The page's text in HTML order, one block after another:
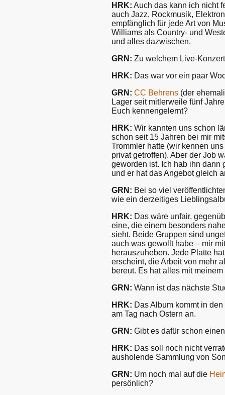
HRK: Auch das kann ich nicht
auch Jazz, Rockmusik,
empfänglich für jede Art von
Williams als Country- und
und alles dazwischen.
GRN: Zu welchem Live-
HRK: Das war vor ein paar
GRN: CC Behrens (der
Lager seit mitlerweile fünf
Euch kennengelernt?
HRK: Wir kannten uns schon
schon seit 15 Jahren bei mir
Trommler hatte (wir kennen
privat getroffen). Aber der Job
geworden ist. Ich hab ihn dann
und er hat das Angebot gleich
GRN: Bei so viel
wie ein derzeitiges
HRK: Das wäre unfair,
eine, die einem besonders
sieht. Beide Gruppen sind
auch was gewollt habe – mir
herauszuheben. Jede Platte
erscheint, die Arbeit von mehr
bereut. Es hat alles mit
GRN: Wann ist das nächste
HRK: Das Album kommt in
am Tag nach Ostern an.
GRN: Gibt es dafür schon
HRK: Das soll noch nicht
ausholende Sammlung von
GRN: Um noch mal auf die
persönlich?